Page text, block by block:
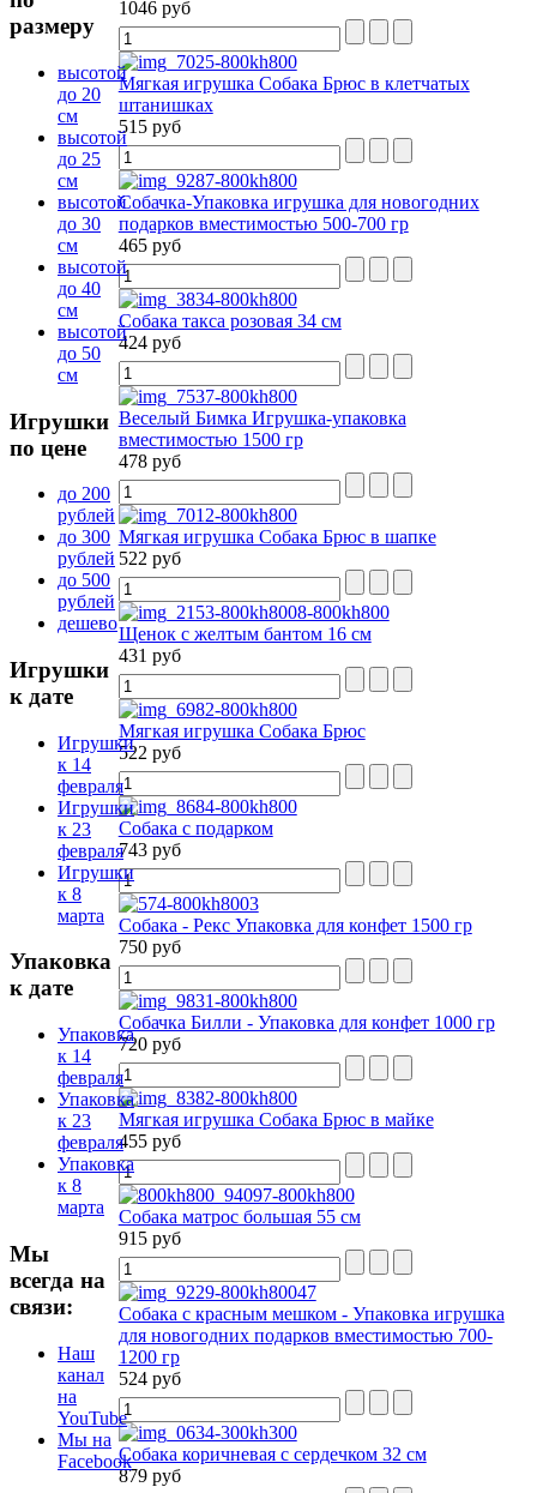
1046 руб
Мягкая игрушка Собака Брюс в клетчатых
штанишках
515 руб
Собачка-Упаковка игрушка для новогодних
подарков вместимостью 500-700 гр
465 руб
Собака такса розовая 34 см
424 руб
Веселый Бимка Игрушка-упаковка
вместимостью 1500 гр
478 руб
Мягкая игрушка Собака Брюс в шапке
522 руб
Щенок с желтым бантом 16 см
431 руб
Мягкая игрушка Собака Брюс
522 руб
Собака с подарком
743 руб
Собака - Рекс Упаковка для конфет 1500 гр
750 руб
Собачка Билли - Упаковка для конфет 1000 гр
720 руб
Мягкая игрушка Собака Брюс в майке
455 руб
Собака матрос большая 55 см
915 руб
Собака с красным мешком - Упаковка игрушка
для новогодних подарков вместимостью 700-
1200 гр
524 руб
Собака коричневая с сердечком 32 см
879 руб
размеру
высотой
до 20
см
высотой
до 25
см
высотой
до 30
см
высотой
до 40
см
высотой
до 50
см
Игрушки
по цене
до 200
рублей
до 300
рублей
до 500
рублей
дешево
Игрушки
к дате
Игрушки
к 14
февраля
Игрушки
к 23
февраля
Игрушки
к 8
марта
Упаковка
к дате
Упаковка
к 14
февраля
Упаковка
к 23
февраля
Упаковка
к 8
марта
Мы
всегда на
связи:
Наш
канал
на
YouTube
Мы на
Facebook